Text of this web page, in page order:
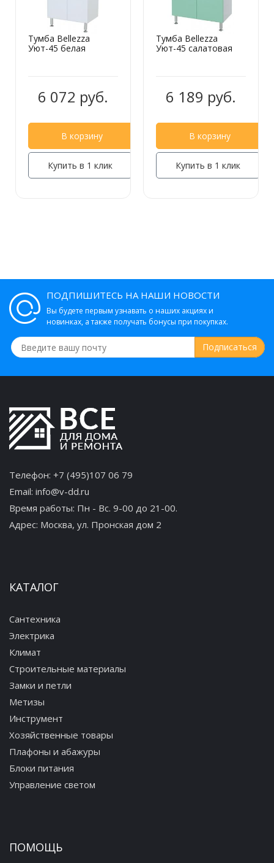
Тумба Bellezza
Уют-45 белая
6 072 руб.
В корзину
Купить в 1 клик
Тумба Bellezza
Уют-45 салатовая
6 189 руб.
В корзину
Купить в 1 клик
ПОДПИШИТЕСЬ НА НАШИ НОВОСТИ
Вы будете первым узнавать о наших акциях и
новинках, а также получать бонусы при покупках.
Телефон: +7 (495)107 06 79
Email: info@v-dd.ru
Время работы: Пн - Вс. 9-00 до 21-00.
Адрес: Москва, ул. Пронская дом 2
КАТАЛОГ
Сантехника
Электрика
Климат
Строительные материалы
Замки и петли
Метизы
Инструмент
Хозяйственные товары
Плафоны и абажуры
Блоки питания
Управление светом
ПОМОЩЬ